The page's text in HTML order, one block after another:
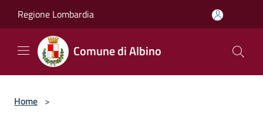
Regione Lombardia
Comune di Albino
Home >